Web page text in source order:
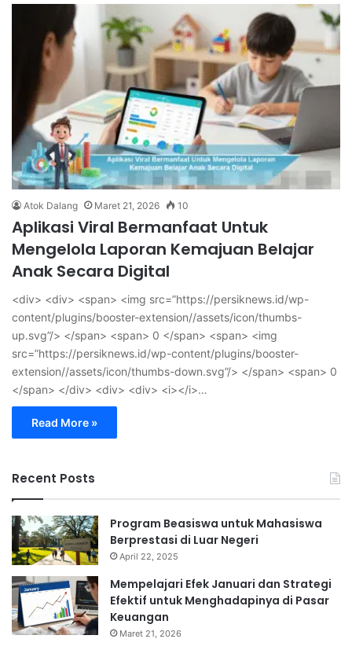
Atok Dalang Maret 21, 2026 10
Aplikasi Viral Bermanfaat Untuk
Mengelola Laporan Kemajuan Belajar
Anak Secara Digital
<div> <div> <span> <img src=”https://persiknews.id/wp-
content/plugins/booster-extension//assets/icon/thumbs-
up.svg”/> </span> <span> 0 </span> <span> <img
src=”https://persiknews.id/wp-content/plugins/booster-
extension//assets/icon/thumbs-down.svg”/> </span> <span> 0
</span> </div> <div> <div> <i></i>…
Read More »
Recent Posts
Program Beasiswa untuk Mahasiswa
Berprestasi di Luar Negeri
April 22, 2025
Mempelajari Efek Januari dan Strategi
Efektif untuk Menghadapinya di Pasar
Keuangan
Maret 21, 2026